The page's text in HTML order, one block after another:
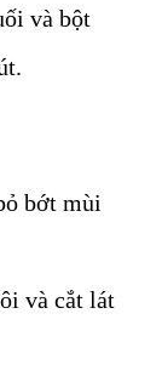
và bột
bớt mùi
và cắt lát